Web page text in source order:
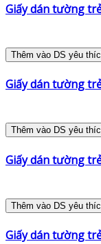
Giấy dán tường
Thêm vào DS yêu
Giấy dán tường
Thêm vào DS yêu
Giấy dán tường
Thêm vào DS yêu
Giấy dán tường